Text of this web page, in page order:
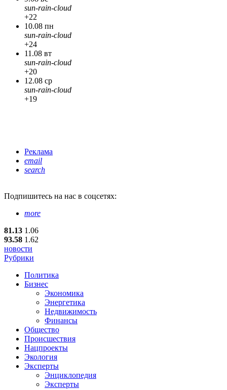
sun-rain-cloud
+22
10.08 пн
sun-rain-cloud
+24
11.08 вт
sun-rain-cloud
+20
12.08 ср
sun-rain-cloud
+19
Реклама
email
search
Подпишитесь на нас в соцсетях:
more
81.13 1.06
93.58 1.62
новости
Рубрики
Политика
Бизнес
Экономика
Энергетика
Недвижимость
Финансы
Общество
Происшествия
Нацпроекты
Экология
Эксперты
Энциклопедия
Эксперты